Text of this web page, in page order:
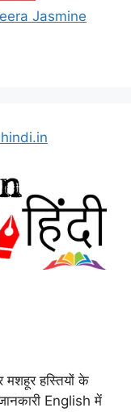
Jasmine
हस्तियों के
English में